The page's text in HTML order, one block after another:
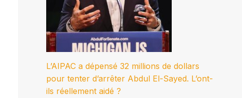
L’AIPAC a dépensé 32 millions de dollars
pour tenter d’arrêter Abdul El-Sayed. L’ont-
ils réellement aidé ?